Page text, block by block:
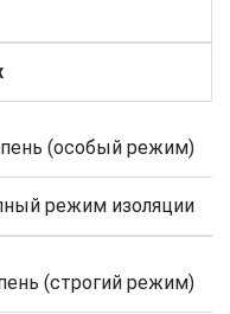
(особый режим)
режим изоляции
(строгий режим)